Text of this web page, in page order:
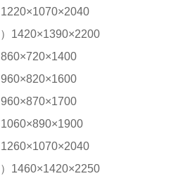
1420×1390×2200
1460×1420×2250